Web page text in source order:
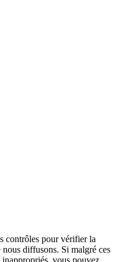
contrôles pour vérifier la
diffusons. Si malgré ces
inappropriés, vous pouvez